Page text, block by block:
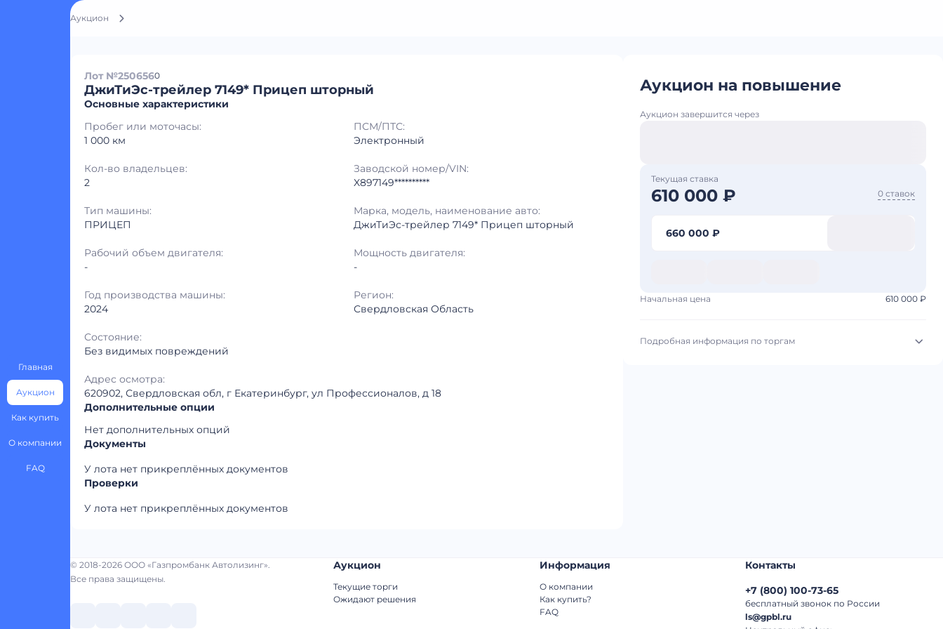
Главная
Аукцион
Как купить
О компании
FAQ
Аукцион
Лот №2506560
ДжиТиЭс-трейлер 7149* Прицеп шторный
Основные характеристики
Пробег или моточасы:
1 000 км
ПСМ/ПТС:
Электронный
Кол-во владельцев:
2
Заводской номер/VIN:
X897149**********
Тип машины:
ПРИЦЕП
Марка, модель, наименование авто:
ДжиТиЭс-трейлер 7149* Прицеп шторный
Рабочий объем двигателя:
-
Мощность двигателя:
-
Год производства машины:
2024
Регион:
Свердловская Область
Состояние:
Без видимых повреждений
Адрес осмотра:
620902, Свердловская обл, г Екатеринбург, ул Профессионалов, д 18
Дополнительные опции
Нет дополнительных опций
Документы
У лота нет прикреплённых документов
Проверки
У лота нет прикреплённых документов
Аукцион на повышение
Аукцион завершится через
Текущая ставка
610 000 ₽ 0 ставок
660 000 ₽
Начальная цена 610 000 ₽
Подробная информация по торгам
© 2018-2026 ООО «Газпромбанк Автолизинг».
Все права защищены.
Аукцион
Текущие торги
Ожидают решения
Информация
О компании
Как купить?
FAQ
Контакты
+7 (800) 100-73-65
бесплатный звонок по России
ls@gpbl.ru